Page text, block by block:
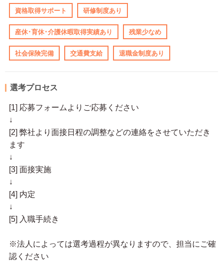
資格取得サポート 研修制度あり
産休･育休･介護休暇取得実績あり 残業少なめ
社会保険完備 交通費支給 退職金制度あり
選考プロセス
[1] 応募フォームよりご応募ください
↓
[2] 弊社より面接日程の調整などの連絡をさせていただき
ます
↓
[3] 面接実施
↓
[4] 内定
↓
[5] 入職手続き
※法人によっては選考過程が異なりますので、担当にご確
認ください